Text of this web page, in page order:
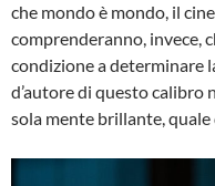
che mondo è mondo, il
comprenderanno, invece,
condizione a
d’autore di questo calibro
sola mente brillante,